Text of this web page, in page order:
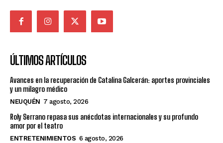
ÚLTIMOS ARTÍCULOS
Avances en la recuperación de Catalina Galcerán: aportes provinciales
y un milagro médico
NEUQUÉN 7 agosto, 2026
Roly Serrano repasa sus anécdotas internacionales y su profundo
amor por el teatro
ENTRETENIMIENTOS 6 agosto, 2026